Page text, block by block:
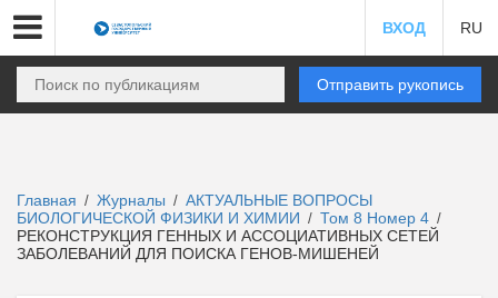
ВХОД RU
Отправить рукопись
Главная / Журналы / АКТУАЛЬНЫЕ ВОПРОСЫ
БИОЛОГИЧЕСКОЙ ФИЗИКИ И ХИМИИ / Том 8 Номер 4 /
РЕКОНСТРУКЦИЯ ГЕННЫХ И АССОЦИАТИВНЫХ СЕТЕЙ
ЗАБОЛЕВАНИЙ ДЛЯ ПОИСКА ГЕНОВ-МИШЕНЕЙ